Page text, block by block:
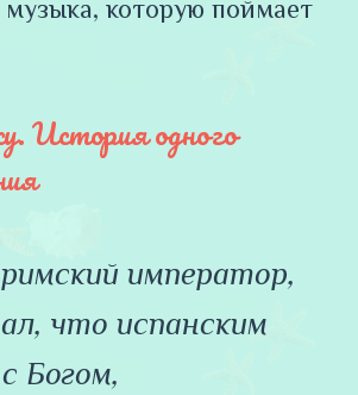
музыка, которую поймает
История одного
император,
что испанским
Богом,